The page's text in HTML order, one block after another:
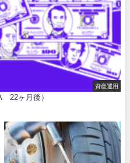
資産運用
22ヶ月後）